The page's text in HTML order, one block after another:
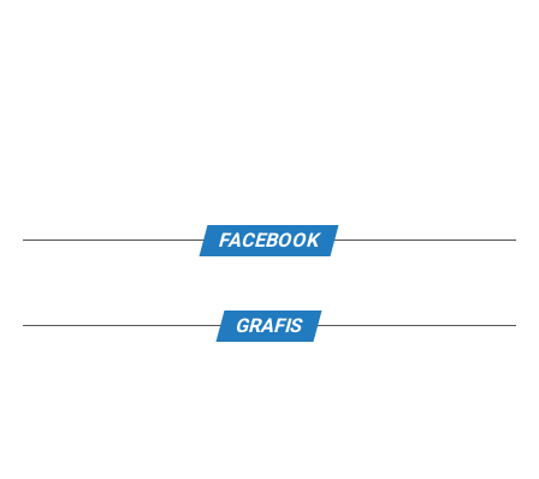
FACEBOOK
GRAFIS